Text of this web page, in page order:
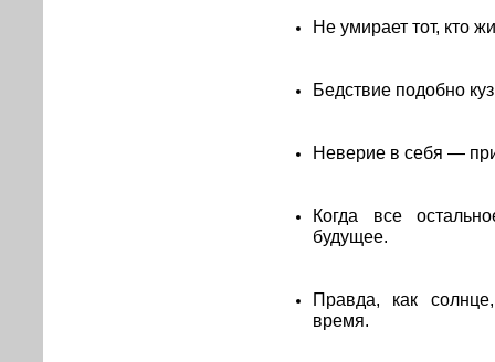
Не умирает тот, кто
Бедствие подобно
Неверие в себя —
Когда все
будущее.
Правда, как
время.